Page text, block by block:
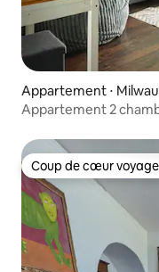
Appartement ⋅
Appartement 2
Coup de cœur
Coup de cœur